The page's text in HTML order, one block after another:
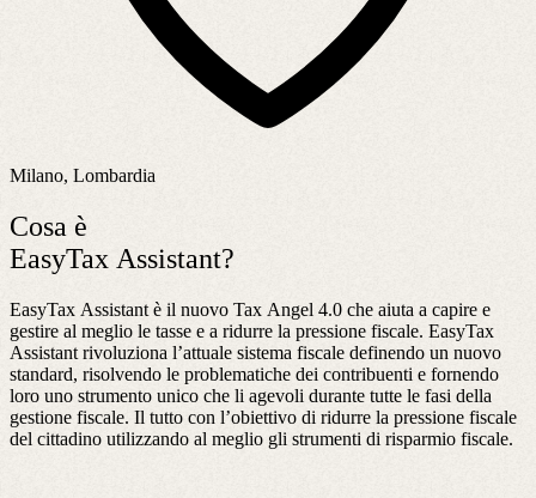
Milano, Lombardia
Cosa è
EasyTax Assistant?
EasyTax Assistant è il nuovo Tax Angel 4.0 che aiuta a capire e
gestire al meglio le tasse e a ridurre la pressione fiscale. EasyTax
Assistant rivoluziona l’attuale sistema fiscale definendo un nuovo
standard, risolvendo le problematiche dei contribuenti e fornendo
loro uno strumento unico che li agevoli durante tutte le fasi della
gestione fiscale. Il tutto con l’obiettivo di ridurre la pressione fiscale
del cittadino utilizzando al meglio gli strumenti di risparmio fiscale.